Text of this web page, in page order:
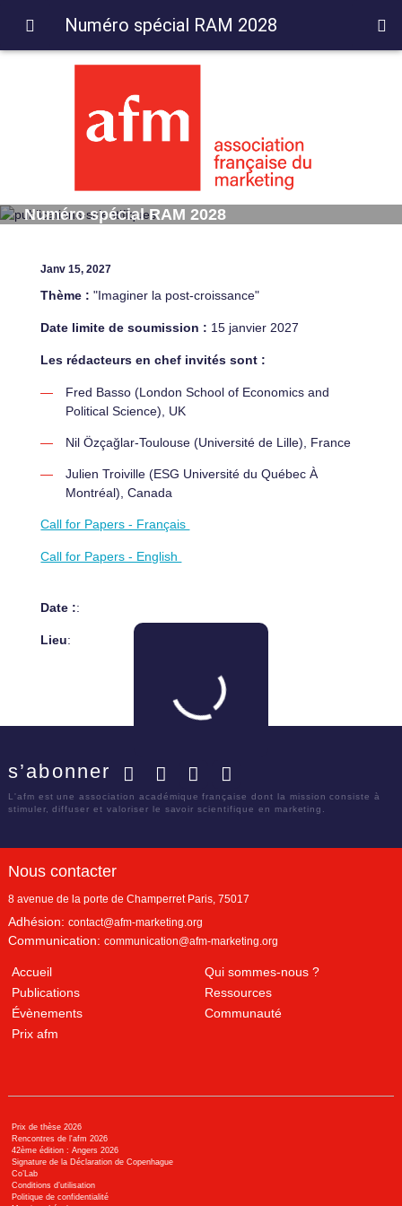
Numéro spécial RAM 2028
Janv 15, 2027
Thème : "Imaginer la post-croissance"
Date limite de soumission : 15 janvier 2027
Les rédacteurs en chef invités sont :
Fred Basso (London School of Economics and
Political Science), UK
Nil Özçağlar-Toulouse (Université de Lille), France
Julien Troiville (ESG Université du Québec À
Montréal), Canada
Call for Papers - Français
Call for Papers - English
Date ::
Lieu:
s’abonner
L'afm est une association académique française dont la mission consiste à
stimuler, diffuser et valoriser le savoir scientifique en marketing.
Nous contacter
8 avenue de la porte de Champerret Paris, 75017
Adhésion: contact@afm-marketing.org
Communication: communication@afm-marketing.org
Accueil
Qui sommes-nous ?
Publications
Ressources
Évènements
Communauté
Prix afm
Prix de thèse 2026
Rencontres de l'afm 2026
42ème édition : Angers 2026
Signature de la Déclaration de Copenhague
Co’Lab
Conditions d’utilisation
Politique de confidentialité
Numéro spécial RAM 2028